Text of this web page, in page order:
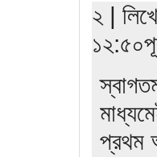
২ |
প্রথম